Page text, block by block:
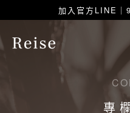
加入官方LINE｜
專